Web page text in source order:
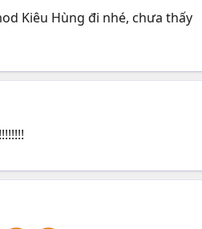
Kiêu Hùng đi nhé, chưa thấy